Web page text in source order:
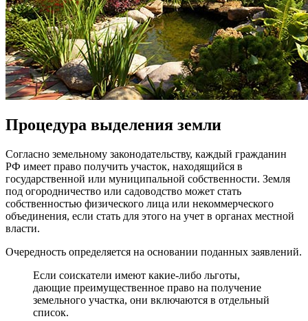
Процедура выделения земли
Согласно земельному законодательству, каждый гражданин
РФ имеет право получить участок, находящийся в
государственной или муниципальной собственности. Земля
под огородничество или садоводство может стать
собственностью физического лица или некоммерческого
объединения, если стать для этого на учет в органах местной
власти.
Очередность определяется на основании поданных заявлений.
Если соискатели имеют какие-либо льготы,
дающие преимущественное право на получение
земельного участка, они включаются в отдельный
список.